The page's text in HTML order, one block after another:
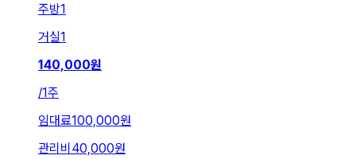
주방1
거실1
140,000원
/1주
임대료100,000원
관리비 40,000원